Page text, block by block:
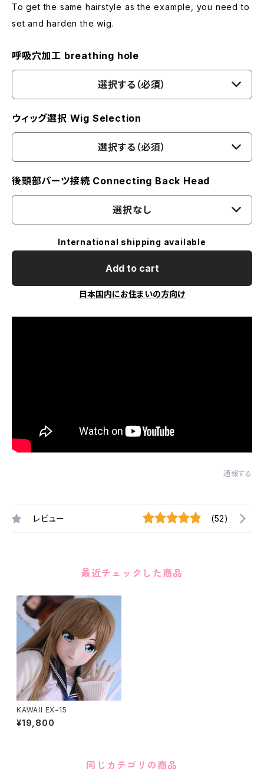
To get the same hairstyle as the example, you need to
set and harden the wig.
呼吸穴加工 breathing hole
選択する（必須）
ウィッグ選択 Wig Selection
選択する（必須）
後頭部パーツ接続 Connecting Back Head
選択なし
International shipping available
Add to cart
日本国内にお住まいの方向け
通報する
レビュー (52)
最近チェックした商品
KAWAII EX-15
¥19,800
同じカテゴリの商品